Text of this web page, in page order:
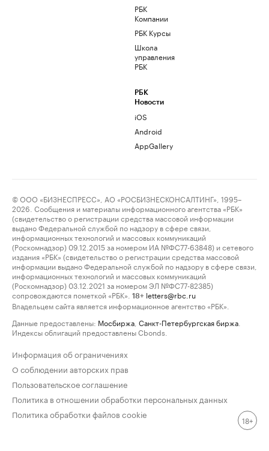
РБК
Компании
РБК Курсы
Школа
управления
РБК
РБК
Новости
iOS
Android
AppGallery
© ООО «БИЗНЕСПРЕСС», АО «РОСБИЗНЕСКОНСАЛТИНГ», 1995–
2026. Сообщения и материалы информационного агентства «РБК»
(свидетельство о регистрации средства массовой информации
выдано Федеральной службой по надзору в сфере связи,
информационных технологий и массовых коммуникаций
(Роскомнадзор) 09.12.2015 за номером ИА №ФС77-63848) и сетевого
издания «РБК» (свидетельство о регистрации средства массовой
информации выдано Федеральной службой по надзору в сфере связи,
информационных технологий и массовых коммуникаций
(Роскомнадзор) 03.12.2021 за номером ЭЛ №ФС77-82385)
сопровождаются пометкой «РБК».
18+ letters@rbc.ru
Владельцем сайта является информационное агентство «РБК».
Данные предоставлены: Мосбиржа Санкт-Петербургская биржа
Индексы облигаций предоставлены Cbonds.
Информация об ограничениях
О соблюдении авторских прав
Пользовательское соглашение
Политика в отношении обработки персональных данных
Политика обработки файлов cookie
18+